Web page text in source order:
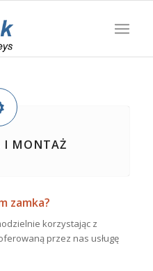
I MONTAŻ
zamka?
korzystając z
przez nas usługę